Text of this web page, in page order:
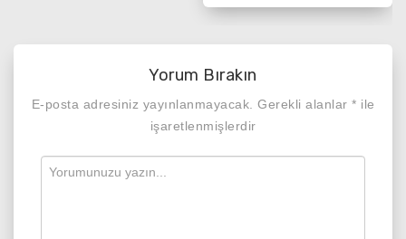
Yorum Bırakın
E-posta adresiniz yayınlanmayacak. Gerekli alanlar * ile
işaretlenmişlerdir